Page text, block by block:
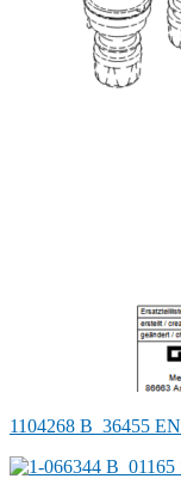
1104268 B_36455